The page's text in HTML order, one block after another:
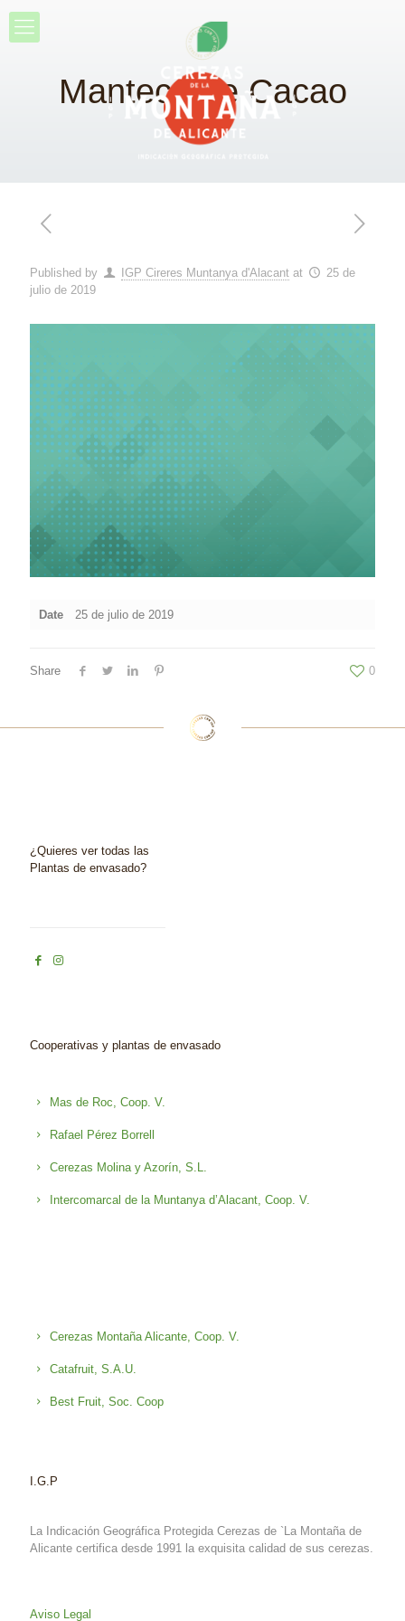
Manteca de Cacao
Published by IGP Cireres Muntanya d'Alacant at
25 de
julio de 2019
Date 25 de julio de 2019
Share 0
¿Quieres ver todas las
Plantas de envasado?
Cooperativas y plantas de envasado
Mas de Roc, Coop. V.
Rafael Pérez Borrell
Cerezas Molina y Azorín, S.L.
Intercomarcal de la Muntanya d’Alacant, Coop. V.
Cerezas Montaña Alicante, Coop. V.
Catafruit, S.A.U.
Best Fruit, Soc. Coop
I.G.P
La Indicación Geográfica Protegida Cerezas de `La Montaña de
Alicante certifica desde 1991 la exquisita calidad de sus cerezas.
Aviso Legal